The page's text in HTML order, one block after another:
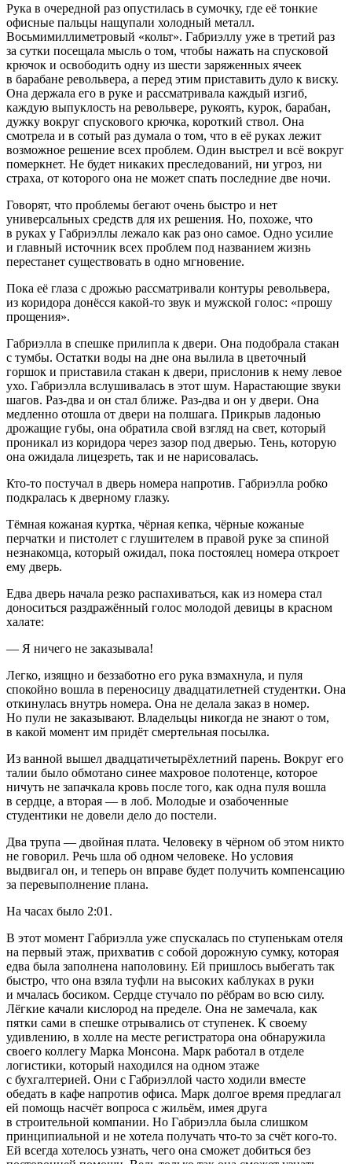
Рука в очередной раз опустилась в сумочку, где её тонкие
офисные пальцы нащупали холодный металл.
Восьмимиллиметровый «кольт». Габриэллу уже в третий раз
за сутки посещала мысль о том, чтобы нажать на спусковой
крючок и освободить одну из шести заряженных ячеек
в барабане револьвера, а перед этим приставить дуло к виску.
Она держала его в руке и рассматривала каждый изгиб,
каждую выпуклость на револьвере, рукоять, курок, барабан,
дужку вокруг спускового крючка, короткий ствол. Она
смотрела и в сотый раз думала о том, что в её руках лежит
возможное решение всех проблем. Один выстрел и всё вокруг
померкнет. Не будет никаких преследований, ни угроз, ни
страха, от которого она не может спать последние две ночи.
Говорят, что проблемы бегают очень быстро и нет
универсальных средств для их решения. Но, похоже, что
в руках у Габриэллы лежало как раз оно самое. Одно усилие
и главный источник всех проблем под названием жизнь
перестанет существовать в одно мгновение.
Пока её глаза с дрожью рассматривали контуры револьвера,
из коридора донёсся какой-то звук и мужской голос: «прошу
прощения».
Габриэлла в спешке прилипла к двери. Она подобрала стакан
с тумбы. Остатки воды на дне она вылила в цветочный
горшок и приставила стакан к двери, прислонив к нему левое
ухо. Габриэлла вслушивалась в этот шум. Нарастающие звуки
шагов. Раз-два и он стал ближе. Раз-два и он у двери. Она
медленно отошла от двери на полшага. Прикрыв ладонью
дрожащие губы, она обратила свой взгляд на свет, который
проникал из коридора через зазор под дверью. Тень, которую
она ожидала лицезреть, так и не нарисовалась.
Кто-то постучал в дверь номера напротив. Габриэлла робко
подкралась к дверному глазку.
Тёмная кожаная куртка, чёрная кепка, чёрные кожаные
перчатки и пистолет с глушителем в правой руке за спиной
незнакомца, который ожидал, пока постоялец номера откроет
ему дверь.
Едва дверь начала резко распахиваться, как из номера стал
доноситься раздражённый голос молодой девицы в красном
халате:
— Я ничего не заказывала!
Легко, изящно и беззаботно его рука взмахнула, и пуля
спокойно вошла в переносицу двадцатилетней студентки. Она
откинулась внутрь номера. Она не делала заказ в номер.
Но пули не заказывают. Владельцы никогда не знают о том,
в какой момент им придёт смертельная посылка.
Из ванной вышел двадцатичетырёхлетний парень. Вокруг его
талии было обмотано синее махровое полотенце, которое
ничуть не запачкала кровь после того, как одна пуля вошла
в сердце, а вторая — в лоб. Молодые и озабоченные
студентики не довели дело до постели.
Два трупа — двойная плата. Человеку в чёрном об этом никто
не говорил. Речь шла об одном человеке. Но условия
выдвигал он, и теперь он вправе будет получить компенсацию
за перевыполнение плана.
На часах было 2:01.
В этот момент Габриэлла уже спускалась по ступенькам отеля
на первый этаж, прихватив с собой дорожную сумку, которая
едва была заполнена наполовину. Ей пришлось выбегать так
быстро, что она взяла туфли на высоких каблуках в руки
и мчалась босиком. Сердце стучало по рёбрам во всю силу.
Лёгкие качали кислород на пределе. Она не замечала, как
пятки сами в спешке отрывались от ступенек. К своему
удивлению, в холле на месте регистратора она обнаружила
своего коллегу Марка Монсона. Марк работал в отделе
логистики, который находился на одном этаже
с бухгалтерией. Они с Габриэллой часто ходили вместе
обедать в кафе напротив офиса. Марк долгое время предлагал
ей помощь насчёт вопроса с жильём, имея друга
в строительной компании. Но Габриэлла была слишком
принципиальной и не хотела получать что-то за счёт кого-то.
Ей всегда хотелось узнать, чего она сможет добиться без